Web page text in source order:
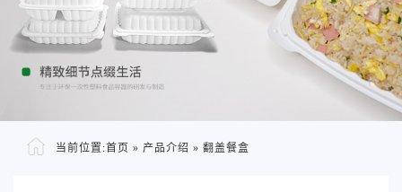
当前位置:首页 » 产品介绍 » 翻盖餐盒